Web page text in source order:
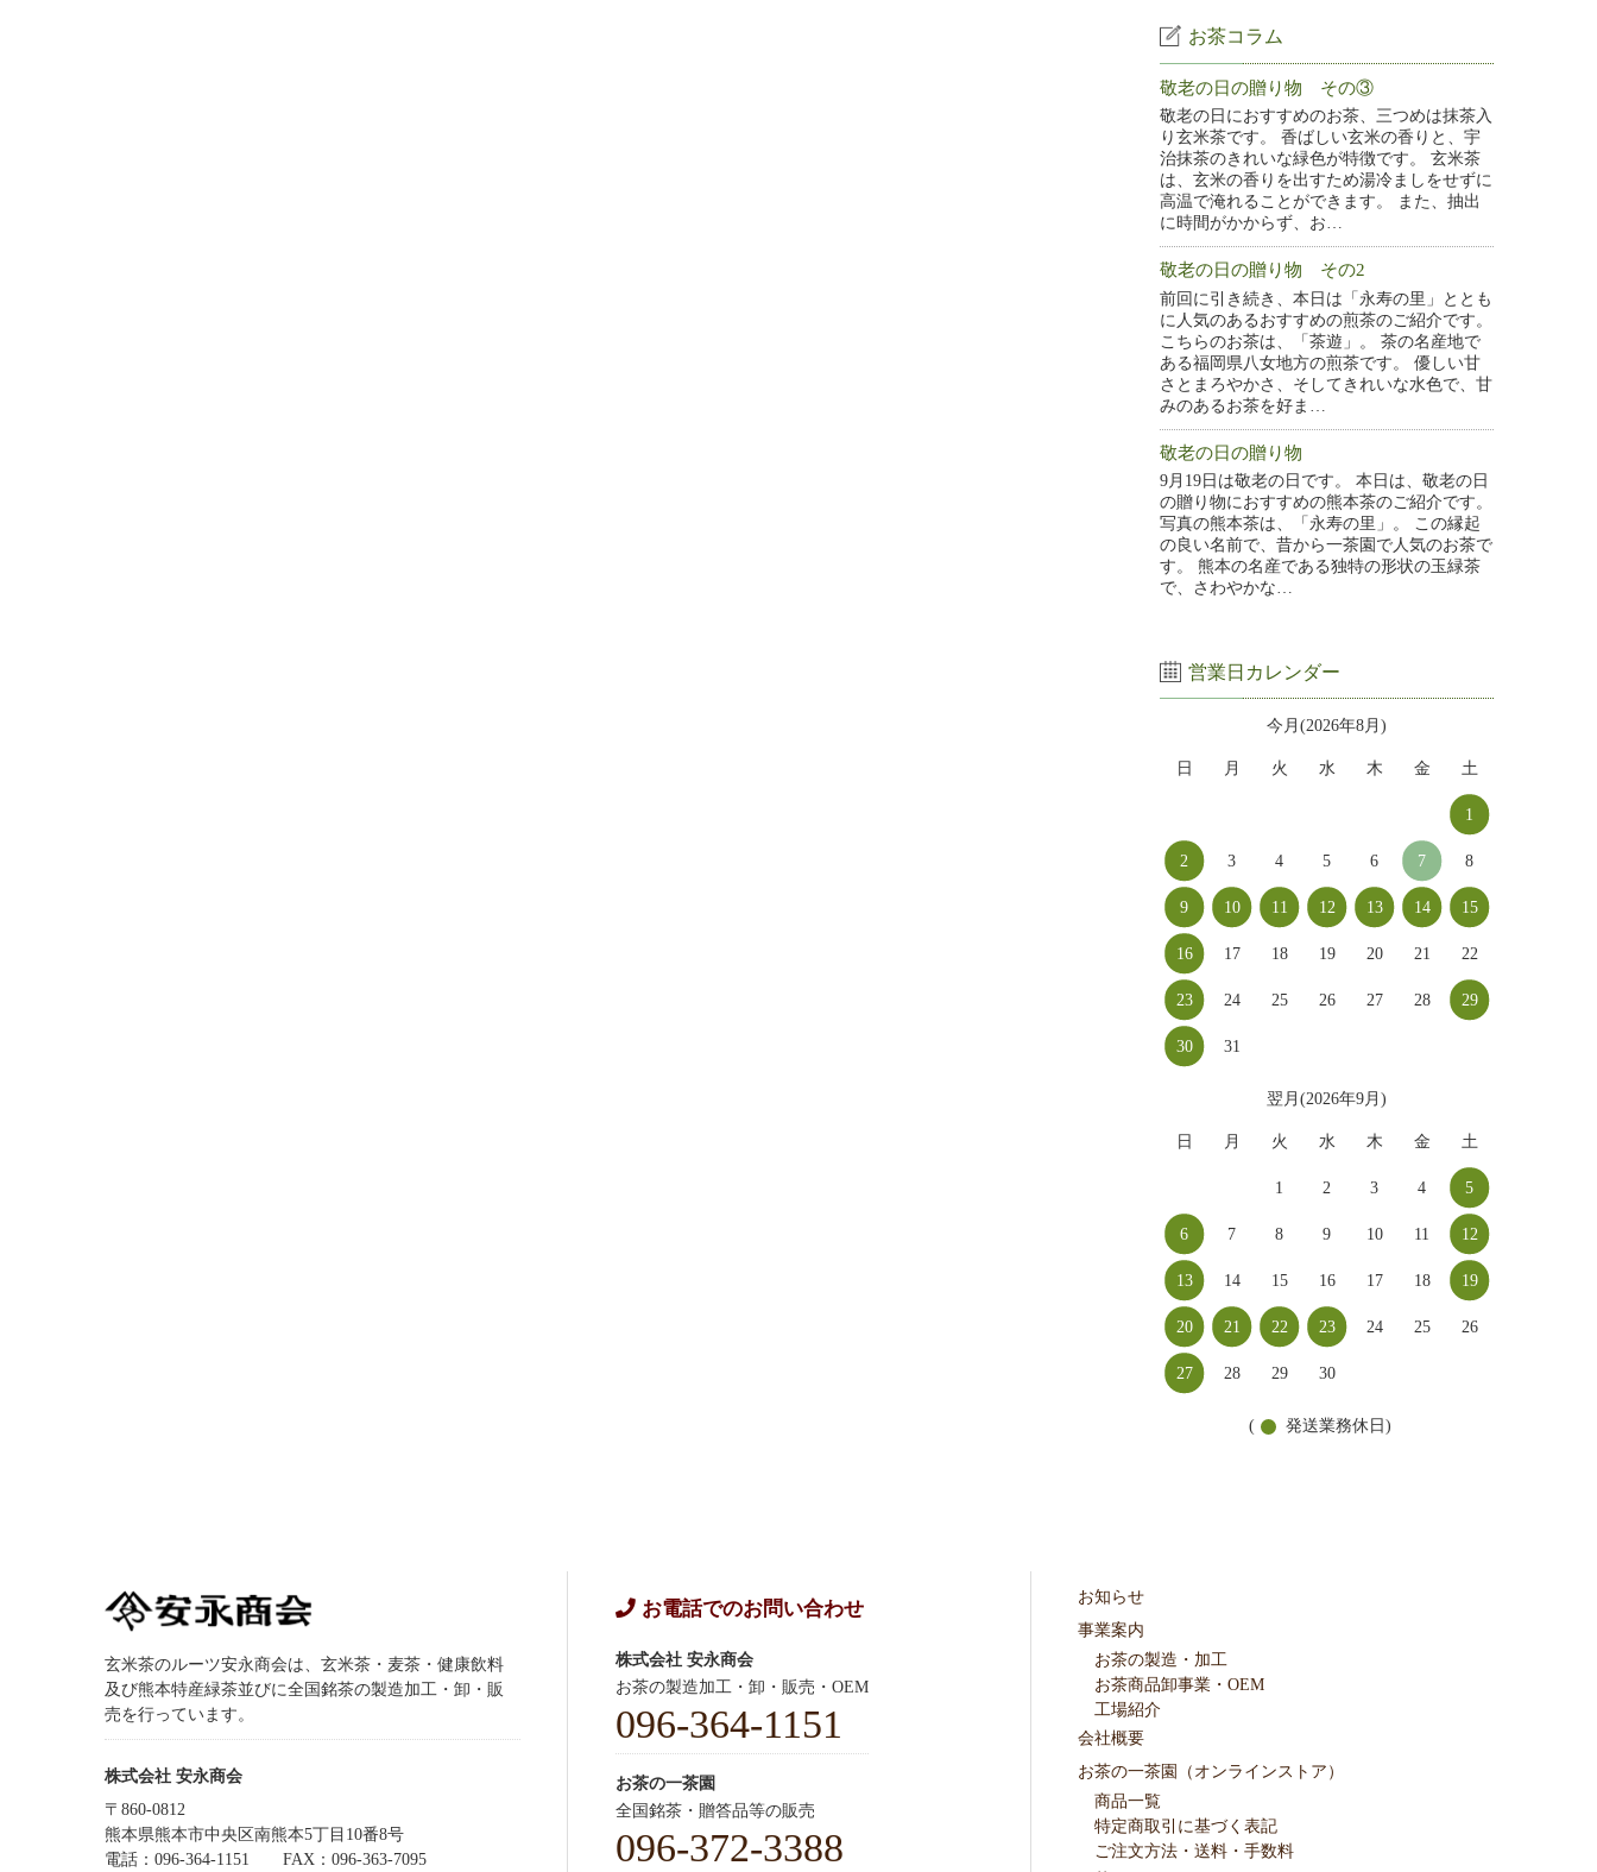
お茶コラム
敬老の日の贈り物 その③
敬老の日におすすめのお茶、三つめは抹茶入
り玄米茶です。 香ばしい玄米の香りと、宇
治抹茶のきれいな緑色が特徴です。 玄米茶
は、玄米の香りを出すため湯冷ましをせずに
高温で淹れることができます。 また、抽出
に時間がかからず、お…
敬老の日の贈り物 その2
前回に引き続き、本日は「永寿の里」ととも
に人気のあるおすすめの煎茶のご紹介です。
こちらのお茶は、「茶遊」。 茶の名産地で
ある福岡県八女地方の煎茶です。 優しい甘
さとまろやかさ、そしてきれいな水色で、甘
みのあるお茶を好ま…
敬老の日の贈り物
9月19日は敬老の日です。 本日は、敬老の日
の贈り物におすすめの熊本茶のご紹介です。
写真の熊本茶は、「永寿の里」。 この縁起
の良い名前で、昔から一茶園で人気のお茶で
す。 熊本の名産である独特の形状の玉緑茶
で、さわやかな…
営業日カレンダー
今月(2026年8月)
日 月 火 水 木 金 土
1
2 3 4 5 6 7 8
9 10 11 12 13 14 15
16 17 18 19 20 21 22
23 24 25 26 27 28 29
30 31
翌月(2026年9月)
日 月 火 水 木 金 土
1 2 3 4 5
6 7 8 9 10 11 12
13 14 15 16 17 18 19
20 21 22 23 24 25 26
27 28 29 30
( 発送業務休日)
玄米茶のルーツ安永商会は、玄米茶・麦茶・健康飲料
及び熊本特産緑茶並びに全国銘茶の製造加工・卸・販
売を行っています。
株式会社 安永商会
〒860-0812
熊本県熊本市中央区南熊本5丁目10番8号
電話：096-364-1151
FAX：096-363-7095
お電話でのお問い合わせ
株式会社 安永商会
お茶の製造加工・卸・販売・OEM
096-364-1151
お茶の一茶園
全国銘茶・贈答品等の販売
096-372-3388
お知らせ
事業案内
お茶の製造・加工
お茶商品卸事業・OEM
工場紹介
会社概要
お茶の一茶園（オンラインストア）
商品一覧
特定商取引に基づく表記
ご注文方法・送料・手数料